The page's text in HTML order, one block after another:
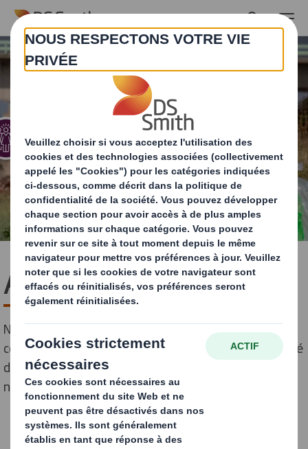
Skip to main content
Affaires communautaires
Nous jouons un rôle actif dans des centaines de
communautés à travers le monde et avons la possibilité
d'apporter des améliorations au niveau local grâce aux
nombreux sites où nous opérons.